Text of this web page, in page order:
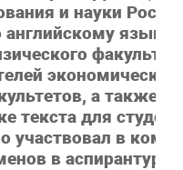
и науки
языку
а также
текста для
участвовал в
в аспирантуру